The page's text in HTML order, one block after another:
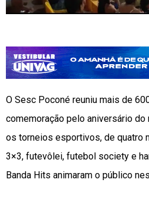
O Sesc Poconé reuniu mais de
comemoração pelo aniversário
os torneios esportivos, de quatro
3×3, futevôlei, futebol society e
Banda Hits animaram o público